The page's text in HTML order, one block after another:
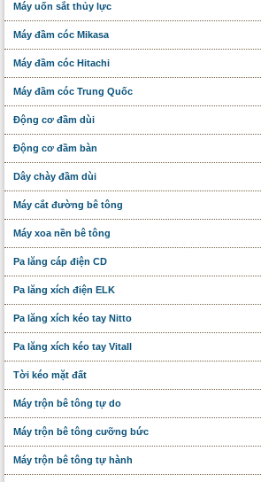
Máy uốn sắt thủy lực
Máy đầm cóc Mikasa
Máy đầm cóc Hitachi
Máy đầm cóc Trung Quốc
Động cơ đầm dùi
Động cơ đầm bàn
Dây chày đầm dùi
Máy cắt đường bê tông
Máy xoa nền bê tông
Pa lăng cáp điện CD
Pa lăng xích điện ELK
Pa lăng xích kéo tay Nitto
Pa lăng xích kéo tay Vitall
Tời kéo mặt đất
Máy trộn bê tông tự do
Máy trộn bê tông cưỡng bức
Máy trộn bê tông tự hành